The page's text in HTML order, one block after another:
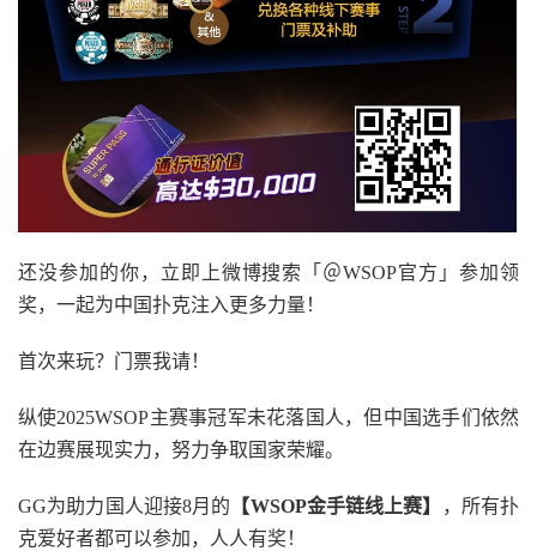
还没参加的你，立即上微博搜索「＠WSOP官方」参加领
奖，一起为中国扑克注入更多力量！
首次来玩？门票我请！
纵使2025WSOP主赛事冠军未花落国人，但中国选手们依然
在边赛展现实力，努力争取国家荣耀。
GG为助力国人迎接8月的 【WSOP金手链线上赛】 ， 所有扑
克爱好者都可以参加，人人有奖！